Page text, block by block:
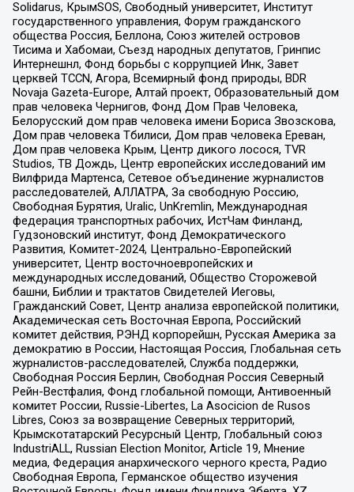
Solidarus, КрымSOS, Свободный университет, Институт
государственного управления, Форум гражданского
общества Россия, Беллона, Союз жителей островов
Тисима и Хабомаи, Съезд народных депутатов, Гринпис
Интернешнл, Фонд борьбы с коррупцией Инк, Завет
церквей TCCN, Агора, Всемирный фонд природы, BDR
Novaja Gazeta-Europe, Алтай проект, Образовательный дом
прав человека Чернигов, Фонд Дом Прав Человека,
Белорусский дом прав человека имени Бориса Звозскова,
Дом прав человека Тбилиси, Дом прав человека Ереван,
Дом прав человека Крым, Центр дикого лосося, TVR
Studios, ТВ Дождь, Центр европейских исследований им
Вилфрида Мартенса, Сетевое объединение журналистов
расследователей, АЛЛАТРА, За свободную Россию,
Свободная Бурятия, Uralic, UnKremlin, Международная
федерация транспортных рабочих, ИстЧам Финланд,
Гудзоновский институт, Фонд Демократического
Развития, Комитет-2024, Центрально-Европейский
университет, Центр восточноевропейских и
международных исследований, Общество Сторожевой
башни, Библии и трактатов Свидетелей Иеговы,
Гражданский Совет, Центр анализа европейской политики,
Академическая сеть Восточная Европа, Российский
комитет действия, РЭНД корпорейшн, Русская Америка за
демократию в России, Настоящая Россия, Глобальная сеть
журналистов-расследователей, Служба поддержки,
Свободная Россия Берлин, Свободная Россия Северный
Рейн-Вестфалия, Фонд глобальной помощи, Антивоенный
комитет России, Russie-Libertes, La Asocicion de Rusos
Libres, Союз за возвращение Северных территорий,
Крымскотатарский Ресурсный Центр, Глобальный союз
IndustriALL, Russian Election Monitor, Article 19, Мнение
медиа, Федерация анархического черного креста, Радио
Свободная Европа, Германское общество изучения